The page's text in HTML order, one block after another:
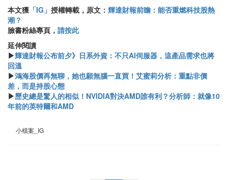
本文獲 「IG」 授權轉載，原文： 輝達財報前瞻：能否重燃科技股熱
潮？
臉書粉絲專頁， 請按此
延伸閱讀
▶輝達財報公布前夕》日系外資：不只AI伺服器，這產品需求也將
回溫
▶鴻海股價再無聊，她也願無腦一直買！艾蜜莉分析：重點非價
差，而是持股心態
▶歷史總是驚人的相似！NVIDIA對決AMD誰有利？分析師：就像10
年前的英特爾和AMD
小檔案_IG